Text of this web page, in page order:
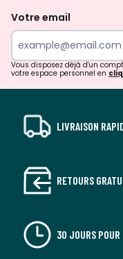
Votre email
Vous disposez déjà d'un
votre espace personnel en
LIVRAISON
RETOURS
30 JOURS POUR